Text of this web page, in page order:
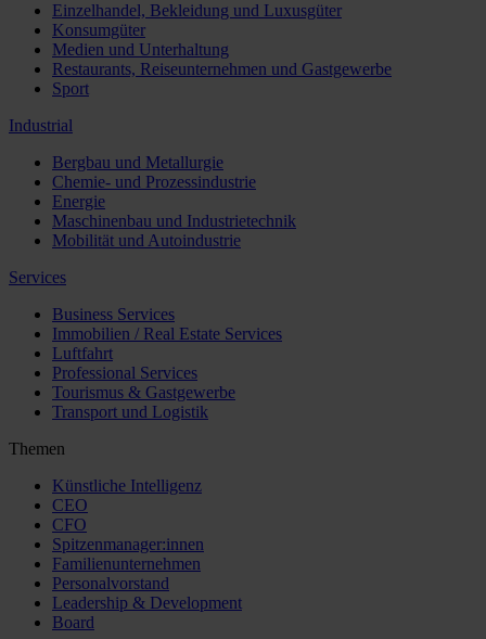
Einzelhandel, Bekleidung und Luxusgüter
Konsumgüter
Medien und Unterhaltung
Restaurants, Reiseunternehmen und Gastgewerbe
Sport
Industrial
Bergbau und Metallurgie
Chemie- und Prozessindustrie
Energie
Maschinenbau und Industrietechnik
Mobilität und Autoindustrie
Services
Business Services
Immobilien / Real Estate Services
Luftfahrt
Professional Services
Tourismus & Gastgewerbe
Transport und Logistik
Themen
Künstliche Intelligenz
CEO
CFO
Spitzenmanager:innen
Familienunternehmen
Personalvorstand
Leadership & Development
Board